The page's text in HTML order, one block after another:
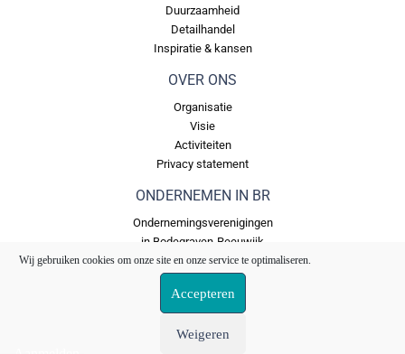
Wij gebruiken cookies om onze site en onze service te optimaliseren.
Accepteren
Weigeren
Duurzaamheid
Detailhandel
Inspiratie & kansen
OVER ONS
Organisatie
Visie
Activiteiten
Privacy statement
ONDERNEMEN IN BR
Ondernemingsverenigingen
in Bodegraven-Reeuwijk
Bedrijventerreinen in
Bodegraven Reeuwijk
Ons Fonds